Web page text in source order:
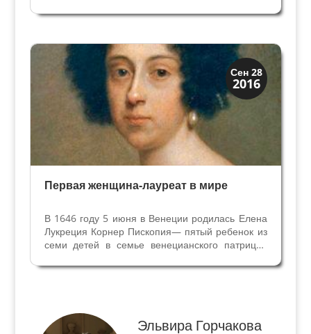
свободолюбивый и ученый, самый старый город
основание...
Сен 28
2016
Династии
Папская область
Первая женщина-лауреат в мире
В 1646 году 5 июня в Венеции родилась Елена
Лукреция Корнер Пископия— пятый ребенок из
семи детей в семье венецианского патриция
Елены Лукреции Отец Джованни Баттиста -
Эльвира Горчакова